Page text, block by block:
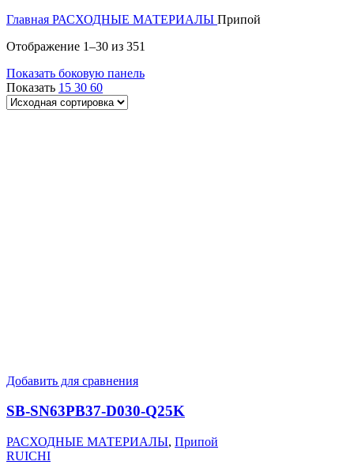
Главная РАСХОДНЫЕ МАТЕРИАЛЫ Припой
Отображение 1–30 из 351
Показать боковую панель
Показать 15 30 60
Добавить для сравнения
SB-SN63PB37-D030-Q25K
РАСХОДНЫЕ МАТЕРИАЛЫ, Припой
RUICHI